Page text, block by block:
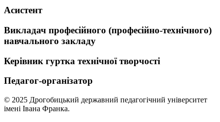
Асистент
Викладач професійного (професійно-технічного)
навчального закладу
Керівник гуртка технічної творчості
Педагог-організатор
© 2025 Дрогобицький державний педагогічний університет
імені Івана Франка.